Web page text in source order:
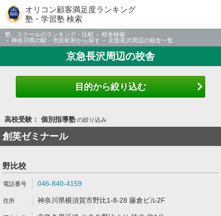
オリコン顧客満足度ランキング
塾・学習塾 検索
塾、スクールのランキング・比較
校舎検索
神奈川県の駅・市区町村から探す
京急長沢周辺の校舎一覧
京急長沢周辺の校舎
目的から絞り込む
高校受験： 個別指導塾の絞り込み
創英ゼミナール
野比校
046-840-4159
神奈川県横須賀市野比1-8-28 藤倉ビル2F